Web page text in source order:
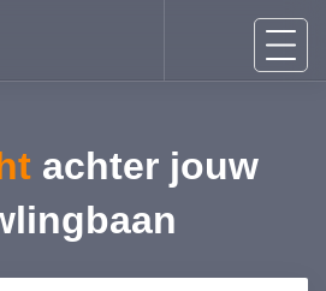
achter jouw